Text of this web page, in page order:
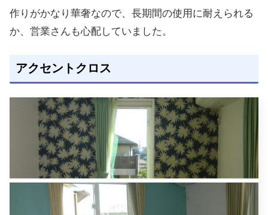
作りがかなり華奢なので、長期間の使用に耐えられる
か、営業さんも心配していました。
アクセントクロス